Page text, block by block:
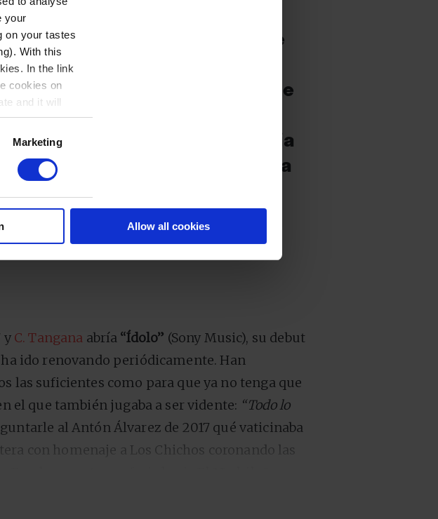
your
on your tastes
With this
In the link
cookies on
and it will
Marketing
Allow all cookies
definido su carrera a partir
inflexión, del rap sugerente
en 2012 a su inmersión
la cultura popular con “Tú me
en 2020: número 1 en
debut español de la historia
rampa de despegue final para
de El Madrileño.
y C. Tangana abría “Ídolo” (Sony Music), su debut
ido renovando periódicamente. Han
las suficientes como para que ya no tenga que
el que también jugaba a ser vidente: “Todo lo
al Antón Álvarez de 2017 qué vaticinaba
con homenaje a Los Chichos coronando las